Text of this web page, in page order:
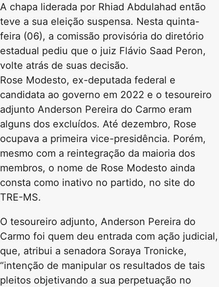
A chapa liderada por Rhiad Abdulahad então
teve a sua eleição suspensa. Nesta quinta-
feira (06), a comissão provisória do diretório
estadual pediu que o juiz Flávio Saad Peron,
volte atrás de suas decisão.
Rose Modesto, ex-deputada federal e
candidata ao governo em 2022 e o tesoureiro
adjunto Anderson Pereira do Carmo eram
alguns dos excluídos. Até dezembro, Rose
ocupava a primeira vice-presidência. Porém,
mesmo com a reintegração da maioria dos
membros, o nome de Rose Modesto ainda
consta como inativo no partido, no site do
TRE-MS.
O tesoureiro adjunto, Anderson Pereira do
Carmo foi quem deu entrada com ação judicial,
que, atribui a senadora Soraya Tronicke,
“intenção de manipular os resultados de tais
pleitos objetivando a sua perpetuação no